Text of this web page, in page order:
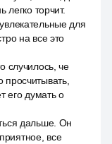
легко торчит.
для
на все это
случилось, че
его думать о
дальше. Он
все